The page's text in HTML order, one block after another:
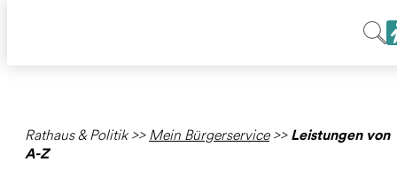
Rathaus & Politik>> Mein Bürgerservice>> Leistungen von
A-Z